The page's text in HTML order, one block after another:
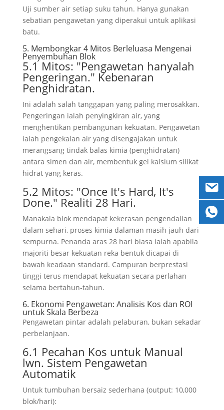
Uji sumber air setiap suku tahun. Hanya gunakan
sebatian pengawetan yang diperakui untuk aplikasi
batu.
5. Membongkar 4 Mitos Berleluasa Mengenai
Penyembuhan Blok
5.1 Mitos: "Pengawetan hanyalah
Pengeringan." Kebenaran
Penghidratan.
Ini adalah salah tanggapan yang paling merosakkan.
Pengeringan ialah penyingkiran air, yang
menghentikan pembangunan kekuatan. Pengawetan
ialah pengekalan air yang disengajakan untuk
merangsang tindak balas kimia (penghidratan)
antara simen dan air, membentuk gel kalsium silikat
hidrat yang keras.
5.2 Mitos: "Once It's Hard, It's
Done." Realiti 28 Hari.
Manakala blok mendapat kekerasan pengendalian
dalam sehari, proses kimia dalaman masih jauh dari
sempurna. Penanda aras 28 hari biasa ialah apabila
majoriti besar kekuatan reka bentuk dicapai di
bawah keadaan standard. Campuran berprestasi
tinggi terus mendapat kekuatan secara perlahan
selama bertahun-tahun.
6. Ekonomi Pengawetan: Analisis Kos dan ROI
untuk Skala Berbeza
Pengawetan pintar adalah pelaburan, bukan sekadar
perbelanjaan.
6.1 Pecahan Kos untuk Manual
lwn. Sistem Pengawetan
Automatik
Untuk tumbuhan bersaiz sederhana (output: 10,000
blok/hari):